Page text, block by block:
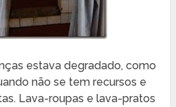
estava degradado, como
não se tem recursos e
Lava-roupas e lava-pratos